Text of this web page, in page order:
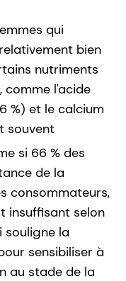
qui
bien
nutriments
comme l'acide
%) et le calcium
souvent
si 66 % des
de la
consommateurs,
insuffisant selon
souligne la
sensibiliser à
au stade de la